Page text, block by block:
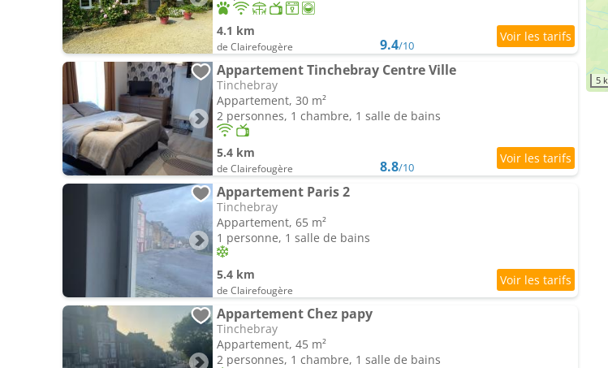
4.1 km
de Clairefougère 9.4/10
Appartement Tinchebray Centre Ville
Tinchebray
Appartement, 30 m²
2 personnes, 1 chambre, 1 salle de bains
5.4 km
de Clairefougère 8.8/10
Appartement Paris 2
Tinchebray
Appartement, 65 m²
1 personne, 1 salle de bains
5.4 km
de Clairefougère
Appartement Chez papy
Tinchebray
Appartement, 45 m²
2 personnes, 1 chambre, 1 salle de bains
5